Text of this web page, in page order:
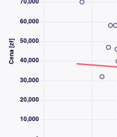
informacje o samochodzie,
ochrony.
CO ZYSKUJESZ, KUPUJĄC W
✔ Duża i stabilna firma z
✔ Miliony obsłużonych klientów
✔ Szeroki wybór samochodów
✔ Dożywotnia gwarancja
✔ Możliwość finansowania